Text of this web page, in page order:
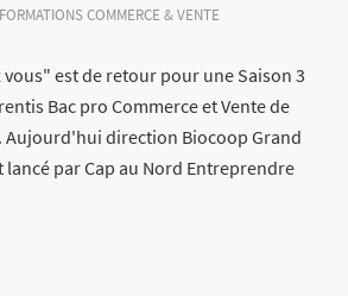
FORMATIONS COMMERCE & VENTE
est de retour pour une Saison 3
Bac pro Commerce et Vente de
Aujourd'hui direction Biocoop Grand
par Cap au Nord Entreprendre